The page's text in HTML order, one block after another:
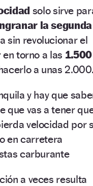
solo sirve
la segunda
sin revolucionar el
torno a las 1.500
a unas 2.000.
y hay que
que vas a tener
velocidad por
en carretera
carburante
a veces resulta